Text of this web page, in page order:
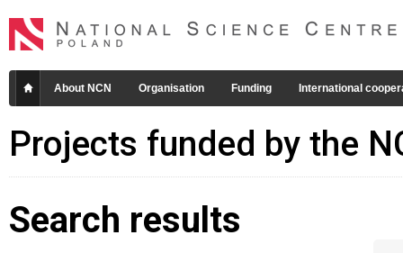
About NCN Organisation Funding International
Projects funded by the
Search results